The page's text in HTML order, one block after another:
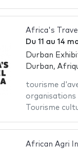
Africa's
Du 11 au 14
Durban
Durban,
tourisme
Tourisme
African Agri